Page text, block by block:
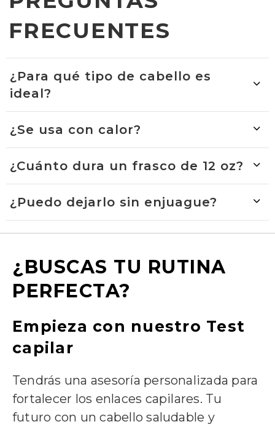
¿Cuánto dura un frasco de 12 oz?
Con uso de 2-3 veces por semana en cabello medio, dura 2-3
meses.
Recomendado enjuagar para evitar acumulación, pero en
FRECUENTES
¿Para qué tipo de cabello es
ideal?
¿Se usa con calor?
¿Cuánto dura un frasco de 12 oz?
¿Puedo dejarlo sin enjuague?
¿BUSCAS TU RUTINA
PERFECTA?
Empieza con nuestro Test
capilar
Tendrás una asesoría personalizada para
fortalecer los enlaces capilares. Tu
futuro con un cabello saludable y